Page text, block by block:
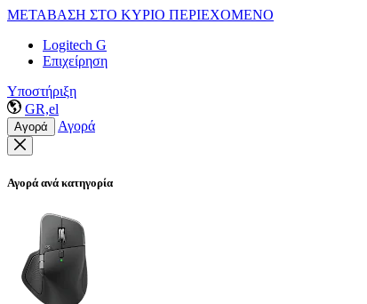
ΜΕΤΑΒΑΣΗ ΣΤΟ ΚΥΡΙΟ ΠΕΡΙΕΧΟΜΕΝΟ
Logitech G
Επιχείρηση
Υποστήριξη
GR,el
Αγορά Αγορά
Αγορά ανά κατηγορία